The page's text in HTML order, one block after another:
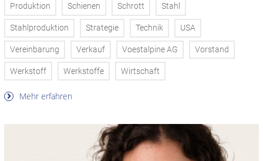
Produktion Schienen Schrott Stahl
Stahlproduktion Strategie Technik USA
Vereinbarung Verkauf Voestalpine AG Vorstand
Werkstoff Werkstoffe Wirtschaft
Mehr erfahren